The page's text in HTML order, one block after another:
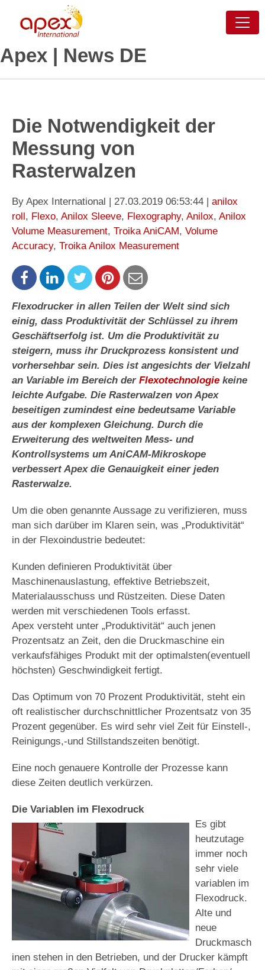
Apex | News DE
Die Notwendigkeit der
Messung von
Rasterwalzen
By Apex International | 27.03.2019 06:53:44 | anilox
roll, Flexo, Anilox Sleeve, Flexography, Anilox, Anilox
Volume Measurement, Troika AniCAM, Volume
Accuracy, Troika Anilox Measurement
Flexodrucker in allen Teilen der Welt sind sich
einig, dass Produktivität der Schlüssel zu ihrem
Geschäftserfolg ist. Um die Produktivität zu
steigern, muss ihr Druckprozess konsistent und
vorhersehbar sein. Dies ist angesichts der Vielzahl
an Variable im Bereich der Flexotechnologie keine
leichte Aufgabe. Die Rasterwalzen von Apex
beseitigen zumindest eine bedeutsame Variable
aus der komplexen Gleichung. Durch die
Erweiterung des weltweiten Mess- und
Kontrollsystems um AniCAM-Mikroskope
verbessert Apex die Genauigkeit einer jeden
Rasterwalze.
Um die oben genannte Aussage zu verifizieren, muss
man sich darüber im Klaren sein, was „Produktivität“
in der Flexoindustrie bedeutet:
Kunden definieren Produktivität über
Maschinenauslastung, effektive Betriebszeit,
Materialausschuss und Rüstzeiten. Diese Daten
werden mit verschiedenen Tools erfasst.
Apex versteht unter „Produktivität“ auch jenen
Prozentsatz an Zeit, den die Druckmaschine ein
verkaufsfähiges Produkt mit der optimalsten(eventuell
höchsten) Geschwindigkeit fertigt.
Das Optimum von 70 Prozent Produktivität, steht ein
oft realistischer durchschnittlicher Prozentsatz von 35
Prozent gegenüber. Es wird sehr viel Zeit für Einstell-,
Reinigungs,-und Stillstandszeiten benötigt.
Eine noch genauere Kontrolle der Prozesse kann
diese Zeiten deutlich verkürzen.
Die Variablen im Flexodruck
Es gibt
heutzutage
immer noch
sehr viele
variablen im
Flexodruck.
Alte und
neue
Druckmasch
inen stehen in den Betrieben, und der Drucker kämpft